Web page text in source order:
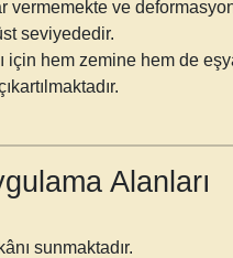
vermemekte ve
seviyededir.
için hem zemine hem de
Alanları
sunmaktadır.